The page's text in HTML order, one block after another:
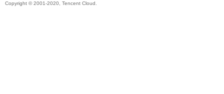
Copyright © 2001-2020, Tencent Cloud.